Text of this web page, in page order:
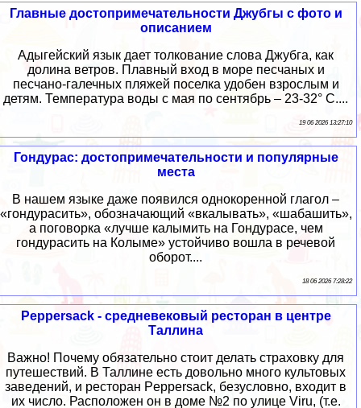
Главные достопримечательности Джубгы с фото и
описанием
Адыгейский язык дает толкование слова Джубга, как
долина ветров. Плавный вход в море песчаных и
песчано-галечных пляжей поселка удобен взрослым и
детям. Температура воды с мая по сентябрь – 23-32° С....
19 06 2026 13:27:10
Гондурас: достопримечательности и популярные
места
В нашем языке даже появился однокоренной глагол –
«гондурасить», обозначающий «вкалывать», «шабашить»,
а поговорка «лучше калымить на Гондурасе, чем
гондурасить на Колыме» устойчиво вошла в речевой
оборот....
18 06 2026 7:28:22
Peppersack - средневековый ресторан в центре
Таллина
Важно! Почему обязательно стоит делать страховку для
путешествий. В Таллине есть довольно много культовых
заведений, и ресторан Peppersack, безусловно, входит в
их число. Расположен он в доме №2 по улице Viru, (т.е.